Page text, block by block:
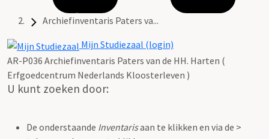
Archiefinventaris Paters va...
Mijn Studiezaal (login)
AR-P036 Archiefinventaris Paters van de HH. Harten (
Erfgoedcentrum Nederlands Kloosterleven )
U kunt zoeken door:
De onderstaande Inventarisaan te klikken en via de >